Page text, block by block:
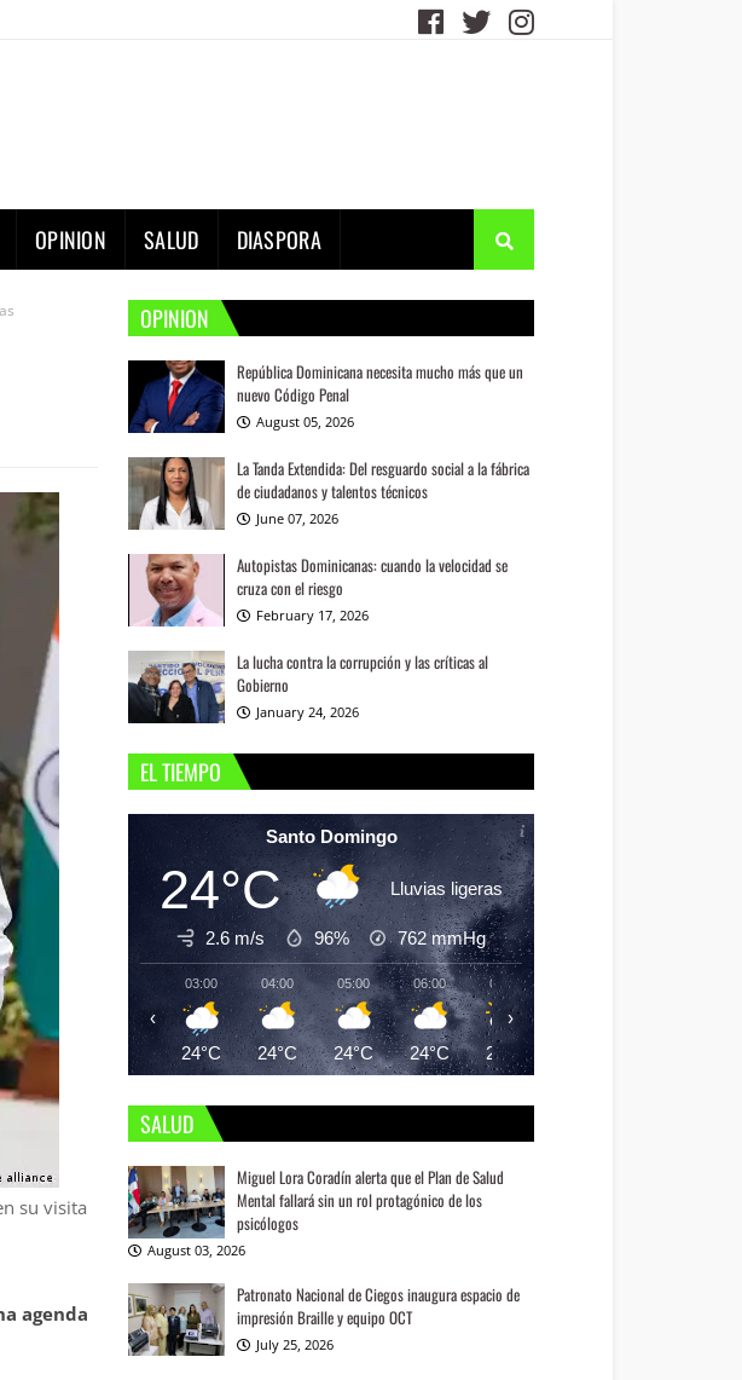
OPINION SALUD DIASPORA
su visita
agenda
OPINION
República Dominicana necesita mucho más que un
nuevo Código Penal
August 05, 2026
La Tanda Extendida: Del resguardo social a la fábrica
de ciudadanos y talentos técnicos
June 07, 2026
Autopistas Dominicanas: cuando la velocidad se
cruza con el riesgo
February 17, 2026
La lucha contra la corrupción y las críticas al
Gobierno
January 24, 2026
EL TIEMPO
Santo Domingo
24°C Lluvias ligeras
2.6 m/s 96% 762mmHg
03:00
24°C
04:00
24°C
05:00
24°C
06:00
24°C
07:00
24°C
‹ ›
SALUD
Miguel Lora Coradín alerta que el Plan de Salud
Mental fallará sin un rol protagónico de los
psicólogos
August 03, 2026
Patronato Nacional de Ciegos inaugura espacio de
impresión Braille y equipo OCT
July 25, 2026